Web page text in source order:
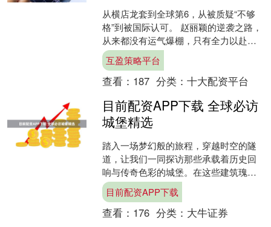
从横店龙套到全球第6，从被质疑“不够
格”到被国际认可。 赵丽颖的逆袭之路，
从来都没有运气爆棚，只有全力以赴。
央视新闻 采访片段 1 欧洲世界电影节“全
球观众最....
互盈策略平台
查看： 187 分类： 十大配资平台
目前配资APP下载 全球必访
城堡精选
踏入一场梦幻般的旅程，穿越时空的隧
道，让我们一同探访那些承载着历史回
响与传奇色彩的城堡。在这些建筑瑰宝
中，每一砖每一瓦都诉说着过往的故
事，每一扇门后都隐藏着不为....
目前配资APP下载
查看： 176 分类： 大牛证券